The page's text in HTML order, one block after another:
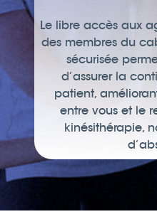
Le libre accès aux
des membres du
sécurisée
d’assurer la
patient,
entre vous et le
kinésithérapie,